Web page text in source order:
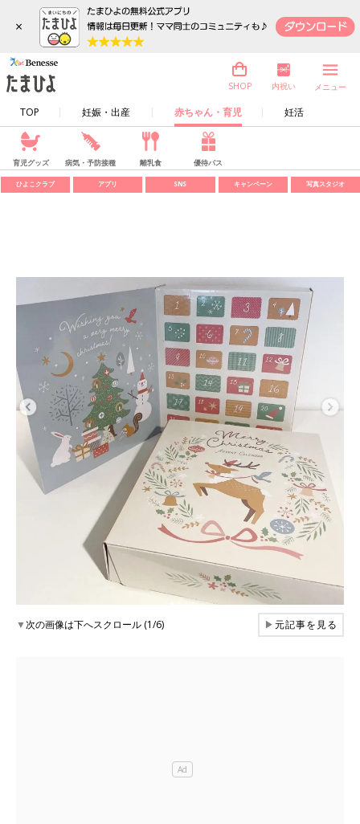
×
TOP 妊娠・出産 赤ちゃん・育児 妊活
SHOP 内祝い メニュー
育児グッズ 病気・予防接種 離乳食 優待パス
ひよこクラブ アプリ SNS キャンペーン 写真スタジオ
▼次の画像は下へスクロール (1/6) ▶元記事を見る